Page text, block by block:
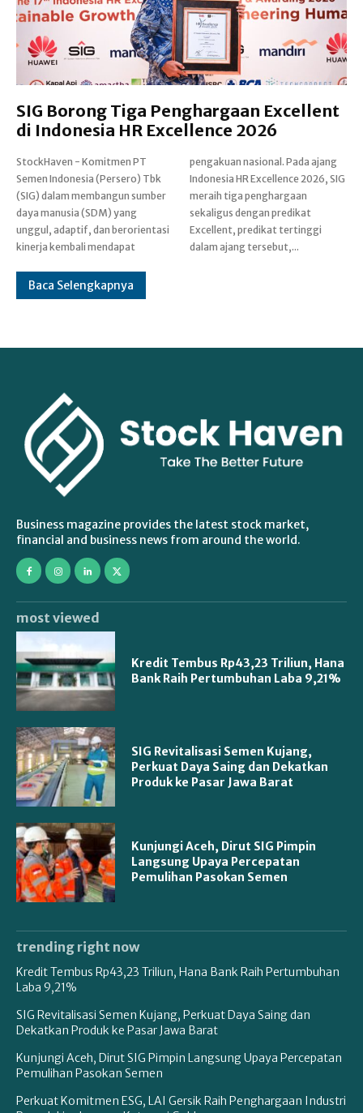
SIG Borong Tiga Penghargaan Excellent
di Indonesia HR Excellence 2026
StockHaven - Komitmen PT
Semen Indonesia (Persero) Tbk
(SIG) dalam membangun sumber
daya manusia (SDM) yang
unggul, adaptif, dan berorientasi
kinerja kembali mendapat
pengakuan nasional. Pada ajang
Indonesia HR Excellence 2026, SIG
meraih tiga penghargaan
sekaligus dengan predikat
Excellent, predikat tertinggi
dalam ajang tersebut,...
Baca Selengkapnya
Business magazine provides the latest stock market,
financial and business news from around the world.
most viewed
Kredit Tembus Rp43,23 Triliun, Hana
Bank Raih Pertumbuhan Laba 9,21%
SIG Revitalisasi Semen Kujang,
Perkuat Daya Saing dan Dekatkan
Produk ke Pasar Jawa Barat
Kunjungi Aceh, Dirut SIG Pimpin
Langsung Upaya Percepatan
Pemulihan Pasokan Semen
trending right now
Kredit Tembus Rp43,23 Triliun, Hana Bank Raih Pertumbuhan
Laba 9,21%
SIG Revitalisasi Semen Kujang, Perkuat Daya Saing dan
Dekatkan Produk ke Pasar Jawa Barat
Kunjungi Aceh, Dirut SIG Pimpin Langsung Upaya Percepatan
Pemulihan Pasokan Semen
Perkuat Komitmen ESG, LAI Gersik Raih Penghargaan Industri